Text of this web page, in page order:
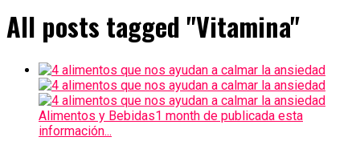
All posts tagged "Vitamina"
Alimentos y Bebidas1 month de publicada esta
información...